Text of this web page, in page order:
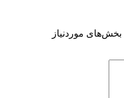
بخش‌های موردنیاز